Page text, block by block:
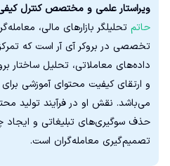
ویراستار علمی و مختصص کنترل
حاتم تحلیلگر بازارهای مالی،
تخصصی در بروکر آی آر است که
داده‌های معاملاتی، تحلیل ساختار
و ارتقای کیفیت محتوای آموزشی
می‌باشد. نقش او در فرآیند تولید
حذف سوگیری‌های تبلیغاتی و ایجاد
تصمیم‌گیری معامله‌گران است.